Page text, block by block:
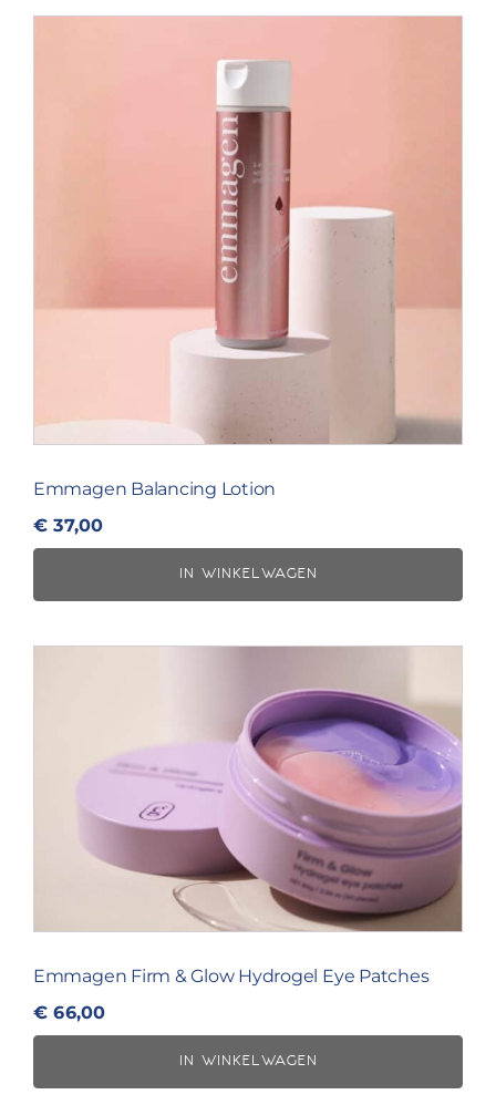
Emmagen Balancing Lotion
€ 37,00
IN WINKELWAGEN
Emmagen Firm & Glow Hydrogel Eye Patches
€ 66,00
IN WINKELWAGEN